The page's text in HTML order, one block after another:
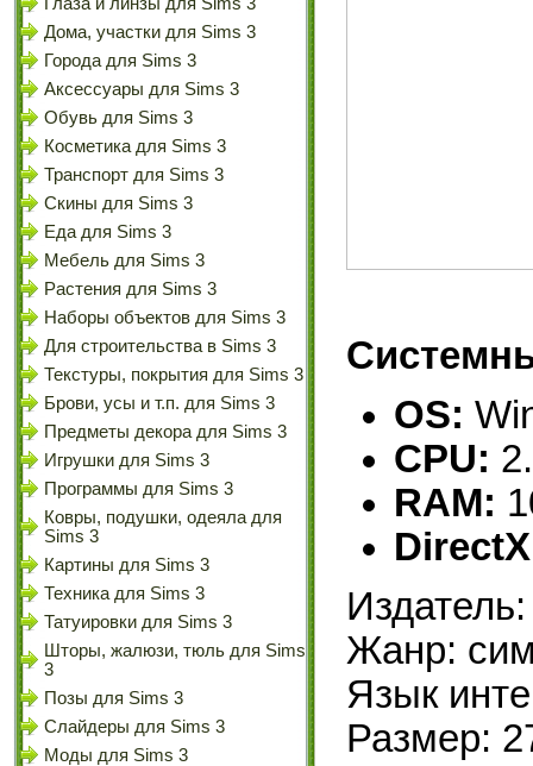
Дома, участки для Sims 3
Города для Sims 3
Аксессуары для Sims 3
Обувь для Sims 3
Косметика для Sims 3
Транспорт для Sims 3
Скины для Sims 3
Еда для Sims 3
Мебель для Sims 3
Растения для Sims 3
Наборы объектов для Sims 3
Для строительства в Sims 3
Текстуры, покрытия для Sims 3
Брови, усы и т.п. для Sims 3
Предметы декора для Sims 3
Игрушки для Sims 3
Программы для Sims 3
Ковры, подушки, одеяла для
Sims 3
Картины для Sims 3
Техника для Sims 3
Татуировки для Sims 3
Шторы, жалюзи, тюль для Sims
3
Позы для Sims 3
Слайдеры для Sims 3
Моды для Sims 3
OS:
CPU:
RAM:
Жанр:
Язык
Размер: